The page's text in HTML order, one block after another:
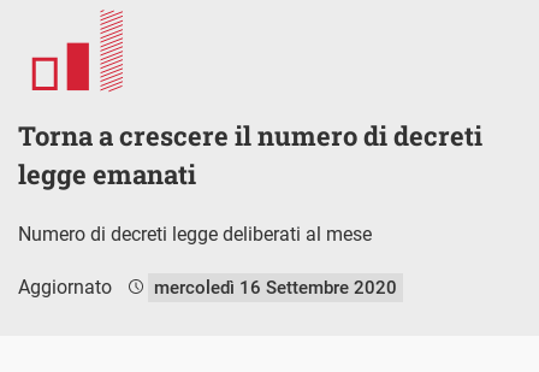
Torna a crescere il numero di decreti
legge emanati
Numero di decreti legge deliberati al mese
Aggiornato mercoledì 16 Settembre 2020